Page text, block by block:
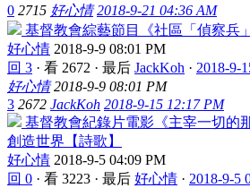
0 2715 好心情 2018-9-21 04:36 AM
基督教會綜藝節目《社區「偵察兵
好心情 2018-9-9 08:01 PM
回 3 · 看 2672 · 最后 JackKoh · 2018-9-
好心情 2018-9-9 08:01 PM
3 2672 JackKoh 2018-9-15 12:17 PM
基督教會紀錄片電影《主宰一切的
創造世界【詩歌】
好心情 2018-9-5 04:09 PM
回 0 · 看 3223 · 最后 好心情 · 2018-9-5